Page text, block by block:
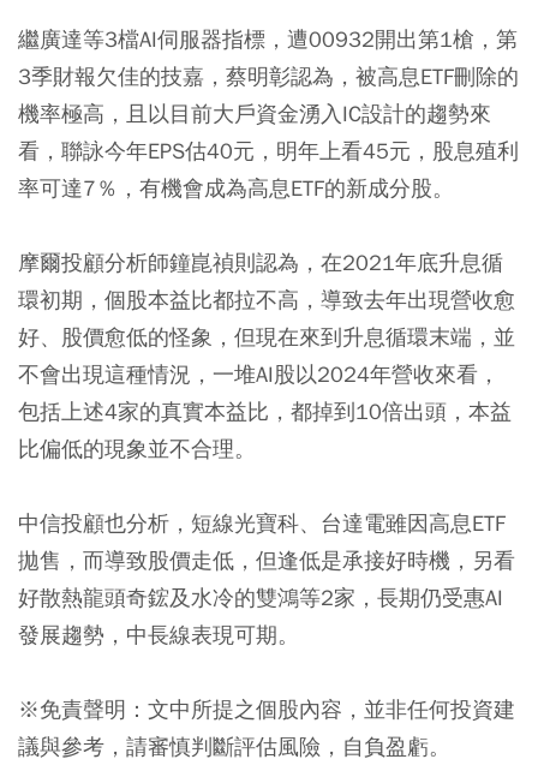
繼廣達等3檔AI伺服器指標，遭00932開出第1槍，第
3季財報欠佳的技嘉，蔡明彰認為，被高息ETF刪除的
機率極高， 且以目前大戶資金湧入IC設計的趨勢來
看，聯詠今年EPS估40元，明年上看45元，股息殖利
率可達7％，有機會成為高息ETF的新成分股。
摩爾投顧分析師鐘崑禎則認為，在2021年底升息循
環初期，個股本益比都拉不高，導致去年出現營收愈
好、股價愈低的怪象，但現在來到升息循環末端，並
不會出現這種情況，一堆AI股以2024年營收來看，
包括上述4家的真實本益比，都掉到10倍出頭，本益
比偏低的現象並不合理。
中信投顧也分析， 短線光寶科、台達電雖因高息ETF
拋售，而導致股價走低，但逢低是承接好時機 ，另看
好散熱龍頭奇鋐及水冷的雙鴻等2家，長期仍受惠AI
發展趨勢，中長線表現可期。
※免責聲明：文中所提之個股內容，並非任何投資建
議與參考，請審慎判斷評估風險，自負盈虧。